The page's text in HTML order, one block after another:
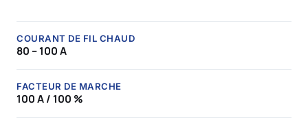
COURANT DE FIL CHAUD
80 – 100 A
FACTEUR DE MARCHE
100 A / 100 %